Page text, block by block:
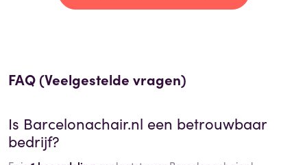
FAQ (Veelgestelde vragen)
Is Barcelonachair.nl een betrouwbaar
bedrijf?